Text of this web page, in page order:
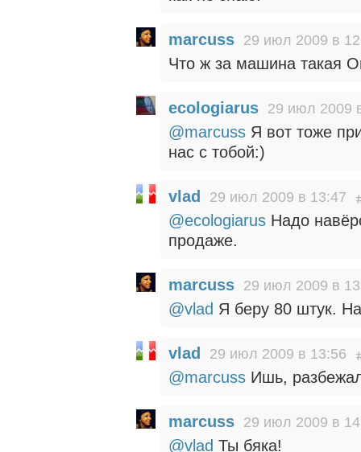
marcuss 29 июл 2009 в
Что ж за машина такая
ecologiarus 29 июл 2009
@marcuss Я вот тоже
нас с тобой:)
vlad 29 июл 2009 в 13:47
@ecologiarus Надо
продаже.
marcuss 29 июл 2009 в
@vlad Я беру 80 штук.
vlad 29 июл 2009 в 13:56
@marcuss Ишь,
marcuss 29 июл 2009 в
@vlad Ты бяка!